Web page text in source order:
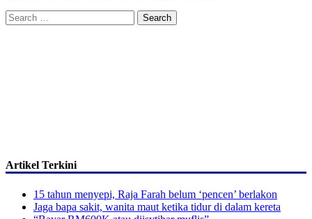
Search
for:
Artikel Terkini
15 tahun menyepi, Raja Farah belum ‘pencen’ berlakon
Jaga bapa sakit, wanita maut ketika tidur di dalam kereta